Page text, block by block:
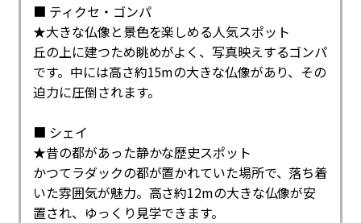
■ ティクセ・ゴンパ
★大きな仏像と景色を楽しめる人気スポット
丘の上に建つため眺めがよく、写真映えするゴンパ
です。中には高さ約15mの大きな仏像があり、その
迫力に圧倒されます。
■ シェイ
★昔の都があった静かな歴史スポット
かつてラダックの都が置かれていた場所で、落ち着
いた雰囲気が魅力。高さ約12mの大きな仏像が安
置され、ゆっくり見学できます。